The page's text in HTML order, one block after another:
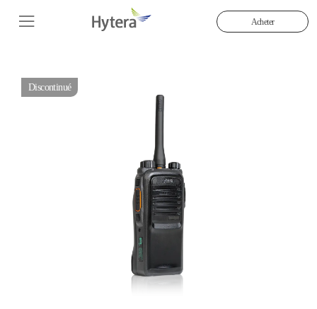
Acheter
Discontinué